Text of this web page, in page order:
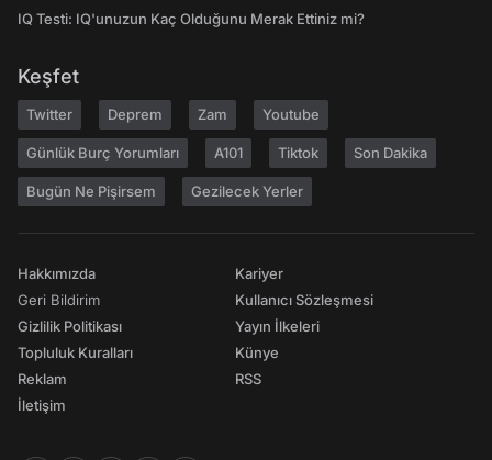
IQ Testi: IQ'unuzun Kaç Olduğunu Merak Ettiniz mi?
Keşfet
Twitter Deprem Zam Youtube
Günlük Burç Yorumları A101 Tiktok Son Dakika
Bugün Ne Pişirsem Gezilecek Yerler
Hakkımızda
Geri Bildirim
Gizlilik Politikası
Topluluk Kuralları
Reklam
İletişim
Kariyer
Kullanıcı Sözleşmesi
Yayın İlkeleri
Künye
RSS